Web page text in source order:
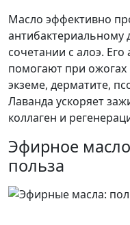
Масло эффективно
антибактериальному
сочетании с алоэ.
помогают при
экземе, дерматите,
Лаванда ускоряет
коллаген и
Эфирное
польза